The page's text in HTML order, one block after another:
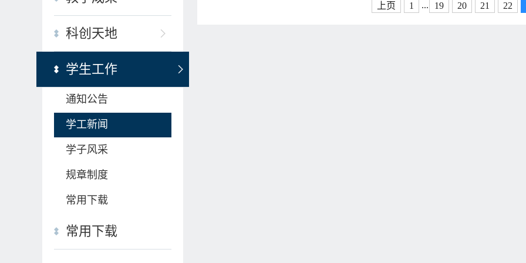
科创天地
学生工作
通知公告
学工新闻
学子风采
规章制度
常用下载
常用下载
上页 1 ... 19 20 21 22